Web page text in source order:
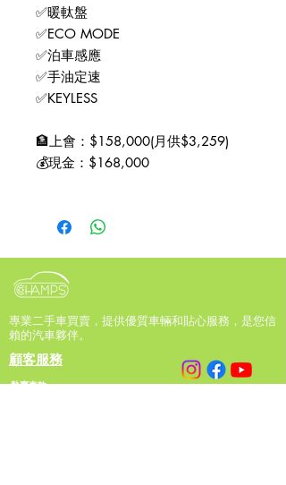
✅暖軚盤
✅ECO MODE
✅泊車感應
✅手油定速
✅KEYLESS
🏦上會：$158,000(月供$3,259)
💰現金：$168,000
📣出車送SHELL 油卡!!!!
📣代辦保險、各種運輸署手續、過戶
及留牌，
📣保證直板，不賣事故車、水浸車、
波箱及引擎有問題車輛，否則原銀奉
還。
📣可上架或到車房，驗車公司及公証
專業二手車買賣，提供優質車輛和貼心服務，是您信
賴的汽車夥伴。
顧客服務
熱賣車款